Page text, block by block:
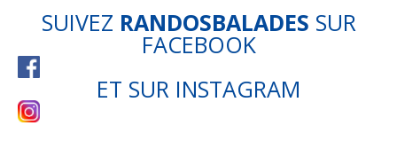
SUIVEZ RANDOSBALADES SUR
FACEBOOK
ET SUR INSTAGRAM